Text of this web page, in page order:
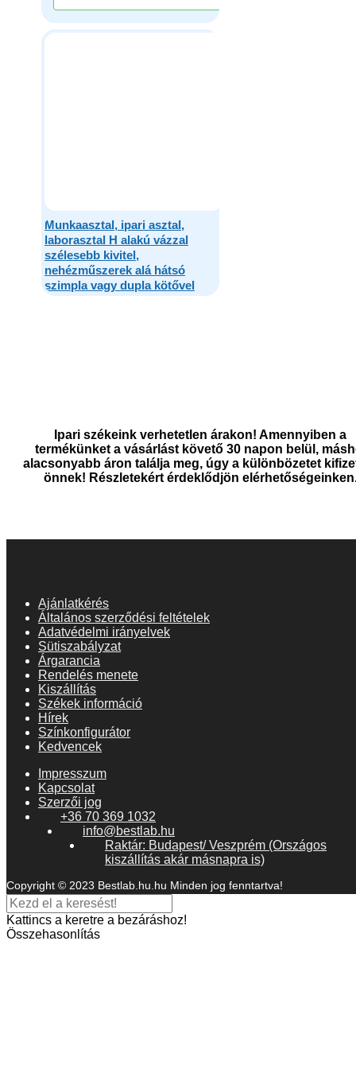
Munkaasztal, ipari asztal,
laborasztal H alakú vázzal
szélesebb kivitel,
nehézműszerek alá hátsó
szimpla vagy dupla kötővel
Ipari székeink verhetetlen árakon! Amennyiben a
termékünket a vásárlást követő 30 napon belül,
alacsonyabb áron találja meg, úgy a különbözetet
önnek! Részletekért érdeklődjön
Ajánlatkérés
Általános szerződési feltételek
Adatvédelmi irányelvek
Sütiszabályzat
Árgarancia
Rendelés menete
Kiszállítás
Székek információ
Hírek
Színkonfigurátor
Kedvencek
Impresszum
Kapcsolat
Szerzői jog
+36 70 369 1032
info@bestlab.hu
Raktár: Budapest/ Veszprém (Országos
kiszállítás akár másnapra is)
Copyright © 2023 Bestlab.hu.hu Minden jog fenntartva!
Kattincs a keretre a bezáráshoz!
Összehasonlítás